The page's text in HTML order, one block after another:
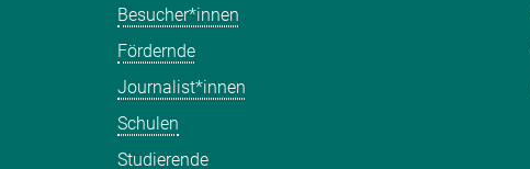
Besucher*innen
Fördernde
Journalist*innen
Schulen
Studierende